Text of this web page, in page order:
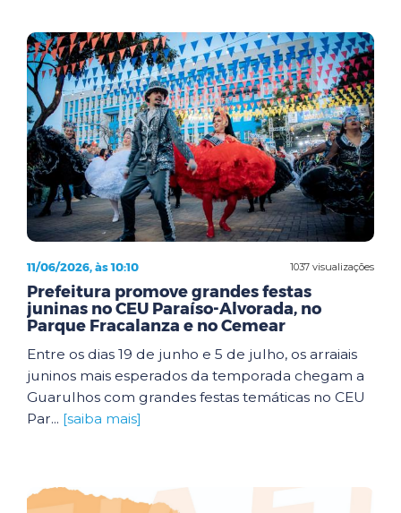
1037 visualizações
11/06/2026, às 10:10
Prefeitura promove grandes festas
juninas no CEU Paraíso-Alvorada, no
Parque Fracalanza e no Cemear
Entre os dias 19 de junho e 5 de julho, os arraiais
juninos mais esperados da temporada chegam a
Guarulhos com grandes festas temáticas no CEU
Par... [saiba mais]